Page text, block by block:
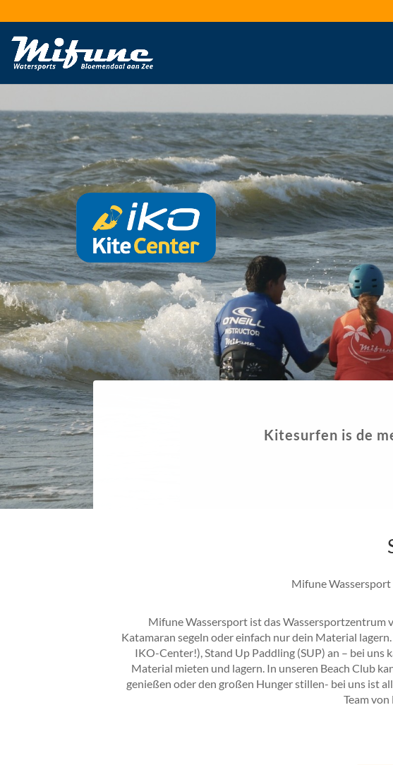
Ervaar de
Mifune Wassersport
Mifune Wassersport ist das Wassersportzentrum
Katamaran segeln oder einfach nur dein Material
IKO-Center!), Stand Up Paddling (SUP) an – bei
Material mieten und lagern. In unseren Beach Club
genießen oder den großen Hunger stillen- bei uns ist
Team